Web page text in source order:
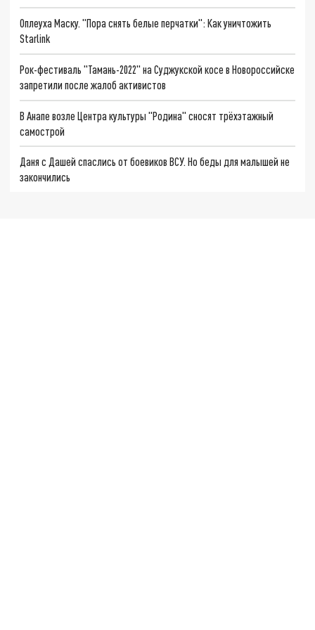
Оплеуха Маску. "Пора снять белые перчатки": Как уничтожить
Starlink
Рок-фестиваль "Тамань-2022" на Суджукской косе в Новороссийске
запретили после жалоб активистов
В Анапе возле Центра культуры "Родина" сносят трёхэтажный
самострой
Даня с Дашей спаслись от боевиков ВСУ. Но беды для малышей не
закончились